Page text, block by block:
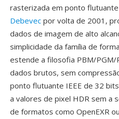
rasterizada em ponto
Debevec por volta de 2001,
dados de imagem de alto
simplicidade da família de
estende a filosofia PBM/
dados brutos, sem
ponto flutuante IEEE de 32
a valores de pixel HDR sem a
de formatos como OpenEXR